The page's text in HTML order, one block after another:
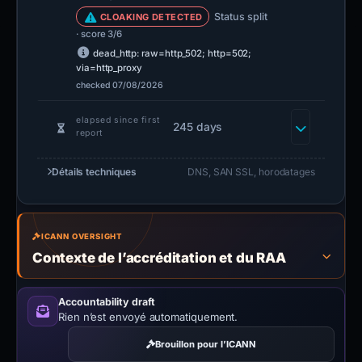
CLOAKING DETECTED Status split
· score 3/6
dead_http: raw=http_502; http=502;
via=http_proxy
checked 07/08/2026
elapsed since first
report
245 days
Détails techniques DNS, SAN SSL, horodatages
ICANN OVERSIGHT
Contexte de l’accréditation et du RAA
Accountability draft
Rien n’est envoyé automatiquement.
Brouillon pour l’ICANN